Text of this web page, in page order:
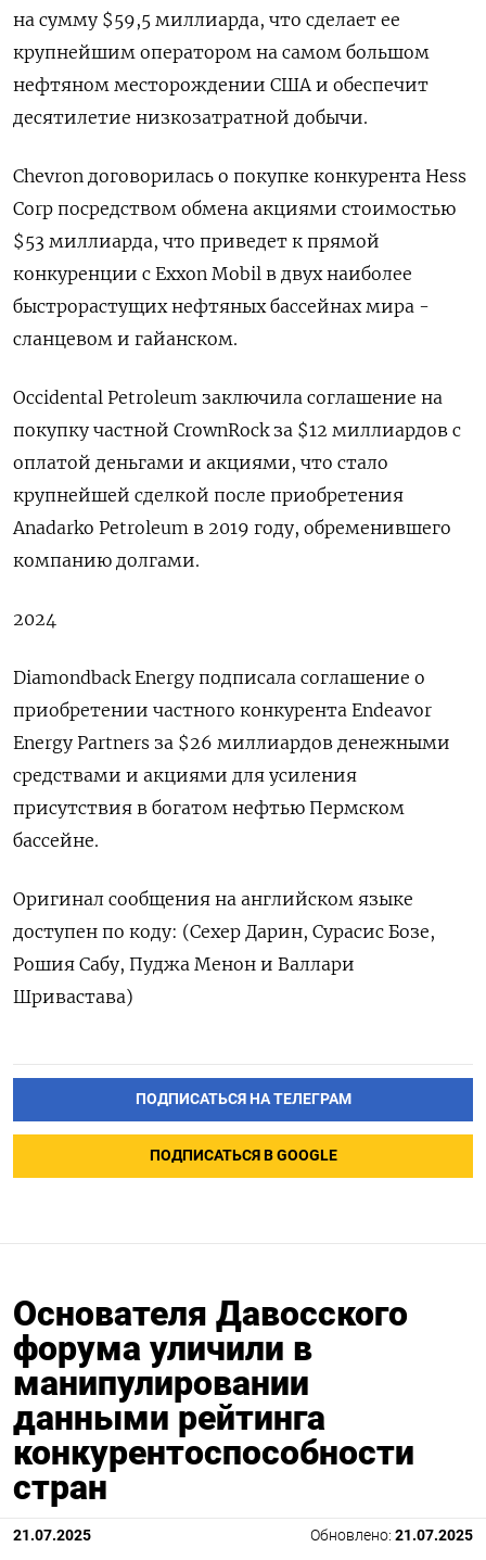
на сумму $59,5 миллиарда, что сделает ее
крупнейшим оператором на самом большом
нефтяном месторождении США и обеспечит
десятилетие низкозатратной добычи.
Chevron договорилась о покупке конкурента Hess
Corp посредством обмена акциями стоимостью
$53 миллиарда, что приведет к прямой
конкуренции с Exxon Mobil в двух наиболее
быстрорастущих нефтяных бассейнах мира -
сланцевом и гайанском.
Occidental Petroleum заключила соглашение на
покупку частной CrownRock за $12 миллиардов с
оплатой деньгами и акциями, что стало
крупнейшей сделкой после приобретения
Anadarko Petroleum в 2019 году, обременившего
компанию долгами.
2024
Diamondback Energy подписала соглашение о
приобретении частного конкурента Endeavor
Energy Partners за $26 миллиардов денежными
средствами и акциями для усиления
присутствия в богатом нефтью Пермском
бассейне.
Оригинал сообщения на английском языке
доступен по коду: (Сехер Дарин, Сурасис Бозе,
Рошия Сабу, Пуджа Менон и Валлари
Шривастава)
ПОДПИСАТЬСЯ НА ТЕЛЕГРАМ
ПОДПИСАТЬСЯ В GOOGLE
Основателя Давосского
форума уличили в
манипулировании
данными рейтинга
конкурентоспособности
стран
21.07.2025 Обновлено: 21.07.2025